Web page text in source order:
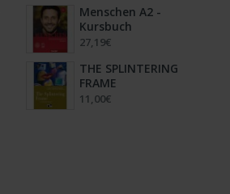
Menschen A2 -
Kursbuch
27,19€
ΤΗΕ SPLINTERING
FRAME
11,00€